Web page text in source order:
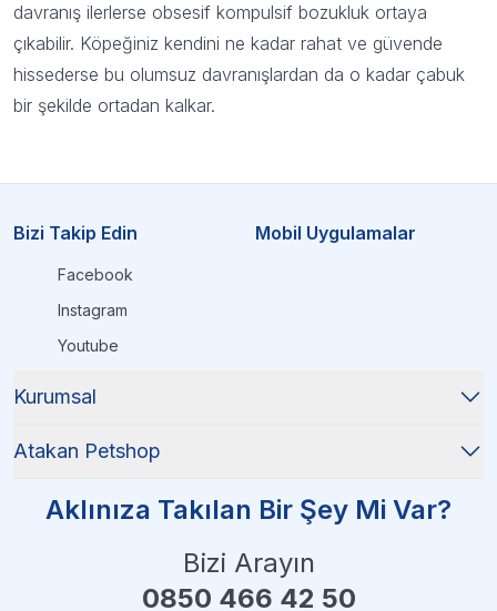
davranış ilerlerse obsesif kompulsif bozukluk ortaya
çıkabilir. Köpeğiniz kendini ne kadar rahat ve güvende
hissederse bu olumsuz davranışlardan da o kadar çabuk
bir şekilde ortadan kalkar.
Bizi Takip Edin
Facebook
Instagram
Youtube
Mobil Uygulamalar
Kurumsal
Atakan Petshop
Aklınıza Takılan Bir Şey Mi Var?
Bizi Arayın
0850 466 42 50